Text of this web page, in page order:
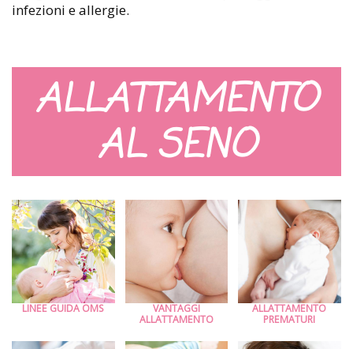
infezioni e allergie.
ALLATTAMENTO
AL SENO
LINEE GUIDA OMS
VANTAGGI
ALLATTAMENTO
ALLATTAMENTO
PREMATURI